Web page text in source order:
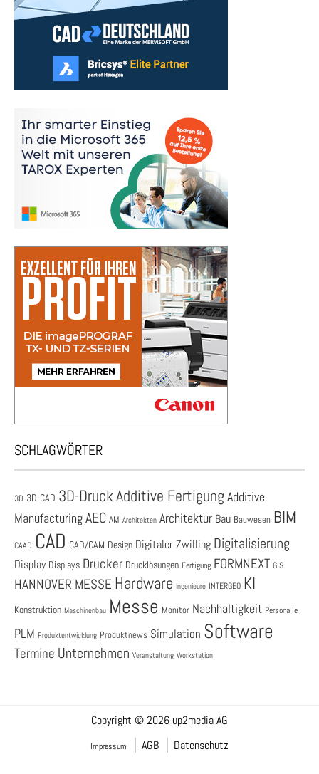
SCHLAGWÖRTER
3D 3D-CAD 3D-DruckAdditive Fertigung Additive
ManufacturingAEC AM Architekten Architektur Bau Bauwesen BIM
CAAD CAD CAD/CAM Design Digitaler Zwilling Digitalisierung
Display Displays Drucker Drucklösungen Fertigung FORMNEXT GIS
HANNOVER MESSE Hardware Ingenieure INTERGEO KI
Konstruktion Maschinenbau Messe Monitor Nachhaltigkeit Personalie
PLM Produktentwicklung Produktnews Simulation Software
Termine Unternehmen Veranstaltung Workstation
Copyright © 2026 up2media AG
Impressum AGB Datenschutz